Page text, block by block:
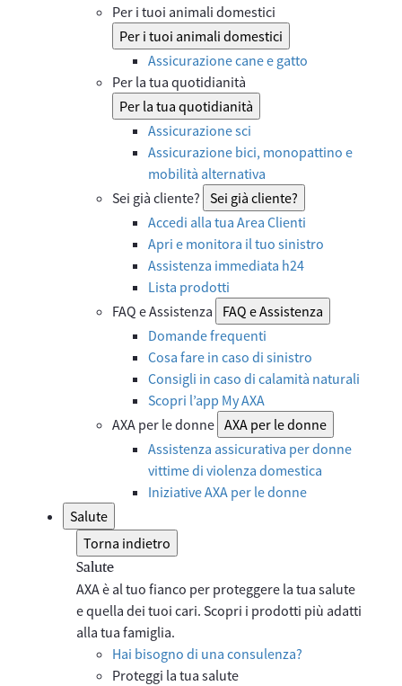
Per i tuoi animali domestici
Per i tuoi animali domestici
Assicurazione cane e gatto
Per la tua quotidianità
Per la tua quotidianità
Assicurazione sci
Assicurazione bici, monopattino e
mobilità alternativa
Sei già cliente? Sei già cliente?
Accedi alla tua Area Clienti
Apri e monitora il tuo sinistro
Assistenza immediata h24
Lista prodotti
FAQ e Assistenza
FAQ e Assistenza
Domande frequenti
Cosa fare in caso di sinistro
Consigli in caso di calamità naturali
Scopri l’app My AXA
AXA per le donne AXA per le donne
Assistenza assicurativa per donne
vittime di violenza domestica
Iniziative AXA per le donne
Salute
Torna indietro
Salute
AXA è al tuo fianco per proteggere la tua salute
e quella dei tuoi cari. Scopri i prodotti più adatti
alla tua famiglia.
Hai bisogno di una consulenza?
Proteggi la tua salute